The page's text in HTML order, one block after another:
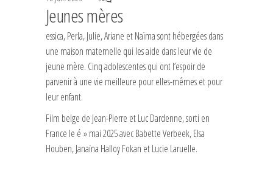
Jeunes mères
essica, Perla, Julie, Ariane et Naïma sont hébergées dans
une maison maternelle qui les aide dans leur vie de
jeune mère. Cinq adolescentes qui ont l’espoir de
parvenir à une vie meilleure pour elles-mêmes et pour
leur enfant.
Film belge de Jean-Pierre et Luc Dardenne, sorti en
France le é » mai 2025 avec Babette Verbeek, Elsa
Houben, Janaïna Halloy Fokan et Lucie Laruelle.